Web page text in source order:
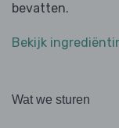
bevatten.
Bekijk
Wat we sturen